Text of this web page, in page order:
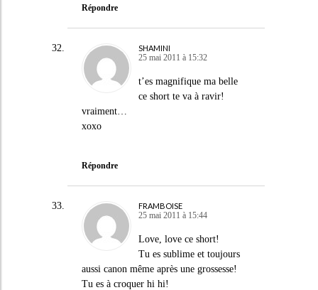
Répondre
SHAMINI
25 mai 2011 à 15:32
t’es magnifique ma belle
ce short te va à ravir!
vraiment…
xoxo
Répondre
FRAMBOISE
25 mai 2011 à 15:44
Love, love ce short!
Tu es sublime et toujours
aussi canon même après une grossesse!
Tu es à croquer hi hi!